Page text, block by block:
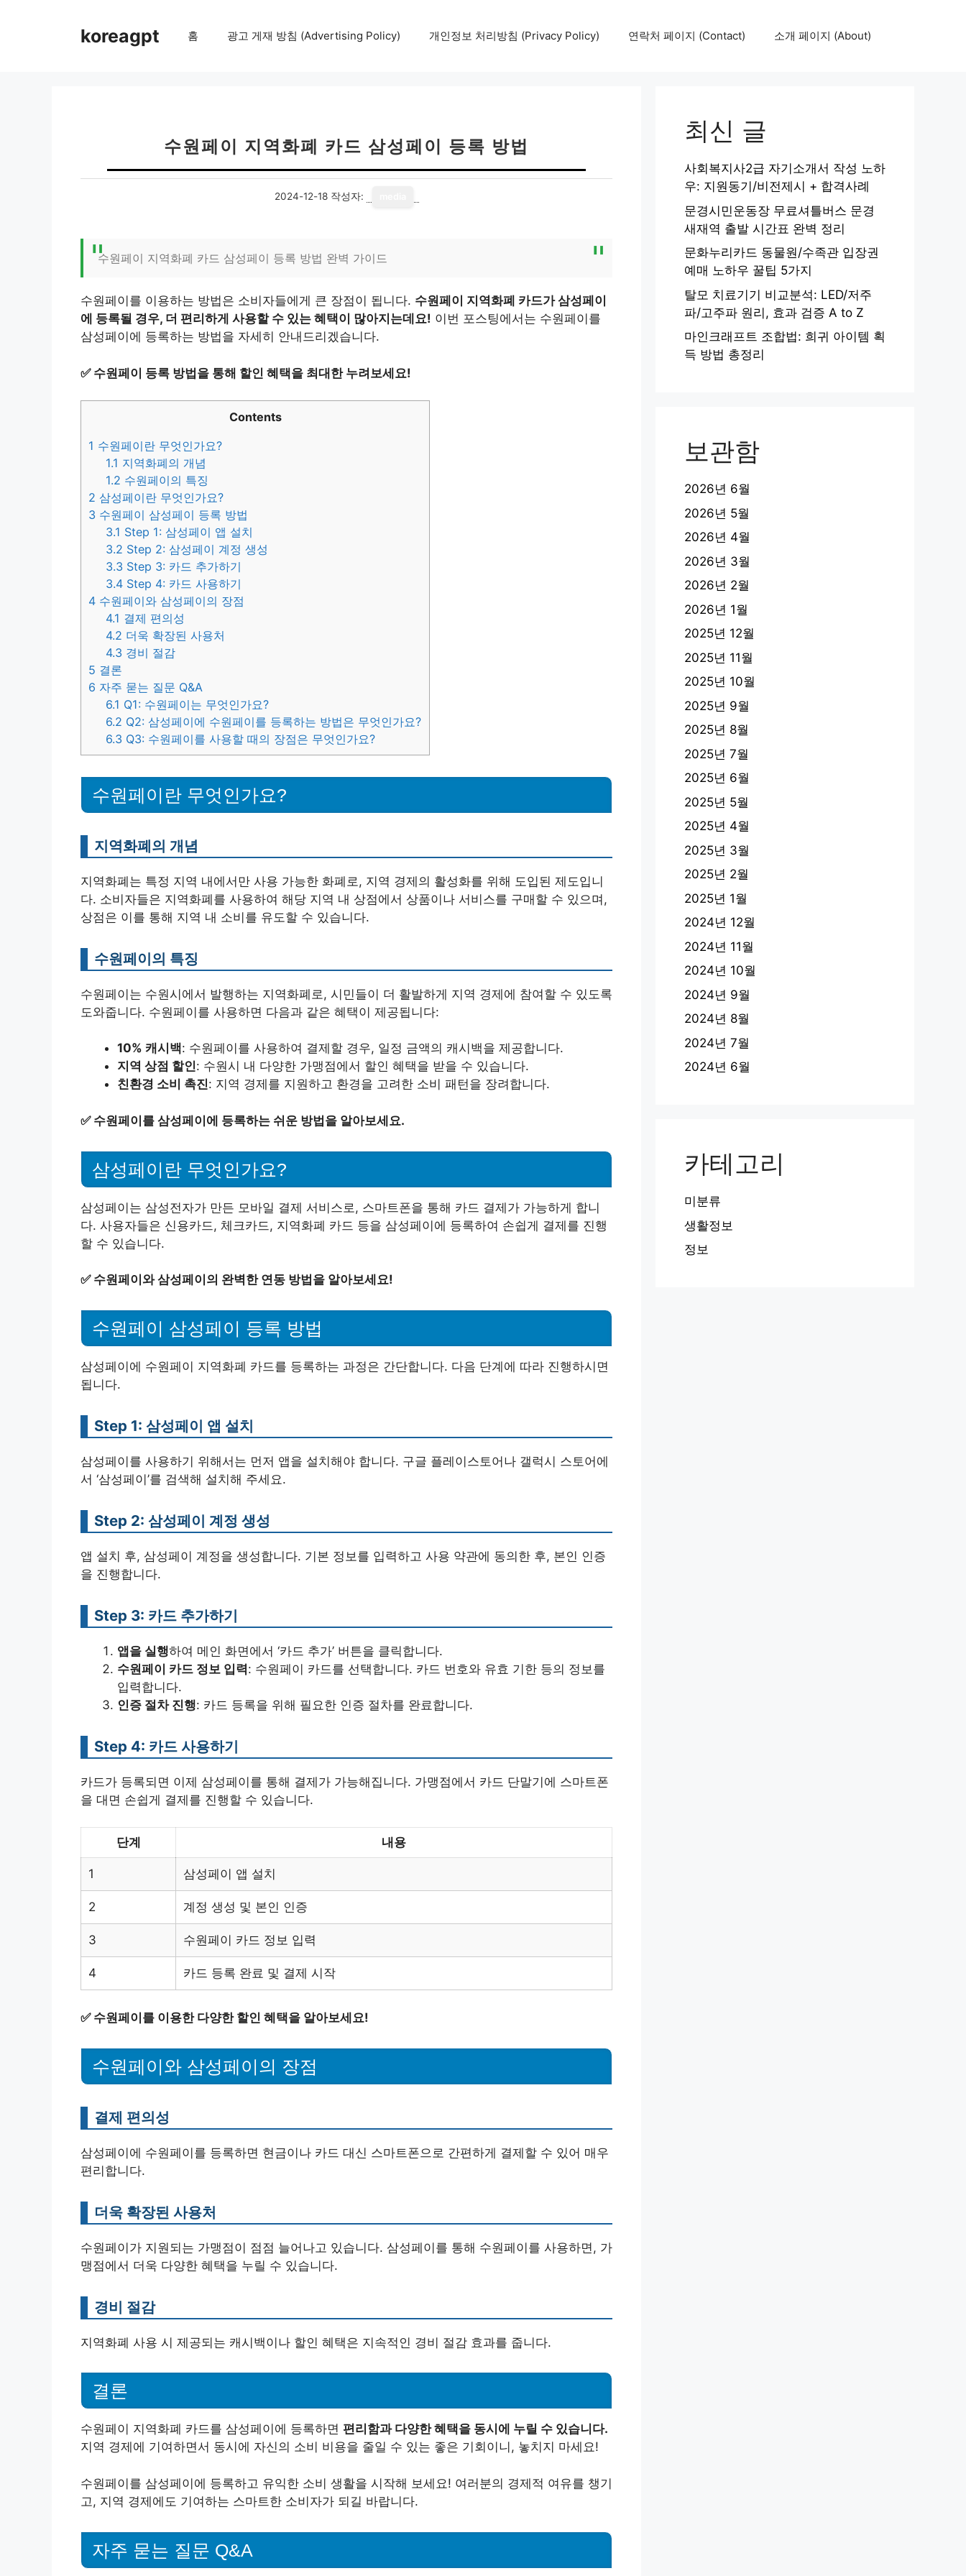
koreagpt 홈 광고 게재 방침 (Advertising Policy) 개인정보 처리방침 (Privacy Policy) 연락처 페이지 (Contact) 소개 페이지 (About)
수원페이 지역화폐 카드 삼성페이 등록 방법
2024-12-18 작성자:
수원페이 지역화폐 카드 삼성페이 등록 방법 완벽 가이드
수원페이를 이용하는 방법은 소비자들에게 큰 장점이 됩니다. 수원페이 지역화폐 카드가 삼성페이
에 등록될 경우, 더 편리하게 사용할 수 있는 혜택이 많아지는데요! 이번 포스팅에서는 수원페이를
삼성페이에 등록하는 방법을 자세히 안내드리겠습니다.
✅ 수원페이 등록 방법을 통해 할인 혜택을 최대한 누려보세요!
Contents
1 수원페이란 무엇인가요?
1.1 지역화폐의 개념
1.2 수원페이의 특징
2 삼성페이란 무엇인가요?
3 수원페이 삼성페이 등록 방법
3.1 Step 1: 삼성페이 앱 설치
3.2 Step 2: 삼성페이 계정 생성
3.3 Step 3: 카드 추가하기
3.4 Step 4: 카드 사용하기
4 수원페이와 삼성페이의 장점
4.1 결제 편의성
4.2 더욱 확장된 사용처
4.3 경비 절감
5 결론
6 자주 묻는 질문 Q&A
6.1 Q1: 수원페이는 무엇인가요?
6.2 Q2: 삼성페이에 수원페이를 등록하는 방법은 무엇인가요?
6.3 Q3: 수원페이를 사용할 때의 장점은 무엇인가요?
수원페이란 무엇인가요?
지역화폐의 개념
지역화폐는 특정 지역 내에서만 사용 가능한 화폐로, 지역 경제의 활성화를 위해 도입된 제도입니
다. 소비자들은 지역화폐를 사용하여 해당 지역 내 상점에서 상품이나 서비스를 구매할 수 있으며,
상점은 이를 통해 지역 내 소비를 유도할 수 있습니다.
수원페이의 특징
수원페이는 수원시에서 발행하는 지역화폐로, 시민들이 더 활발하게 지역 경제에 참여할 수 있도록
도와줍니다. 수원페이를 사용하면 다음과 같은 혜택이 제공됩니다:
10% 캐시백: 수원페이를 사용하여 결제할 경우, 일정 금액의 캐시백을 제공합니다.
지역 상점 할인: 수원시 내 다양한 가맹점에서 할인 혜택을 받을 수 있습니다.
친환경 소비 촉진: 지역 경제를 지원하고 환경을 고려한 소비 패턴을 장려합니다.
✅ 수원페이를 삼성페이에 등록하는 쉬운 방법을 알아보세요.
삼성페이란 무엇인가요?
삼성페이는 삼성전자가 만든 모바일 결제 서비스로, 스마트폰을 통해 카드 결제가 가능하게 합니
다. 사용자들은 신용카드, 체크카드, 지역화폐 카드 등을 삼성페이에 등록하여 손쉽게 결제를 진행
할 수 있습니다.
✅ 수원페이와 삼성페이의 완벽한 연동 방법을 알아보세요!
수원페이 삼성페이 등록 방법
삼성페이에 수원페이 지역화폐 카드를 등록하는 과정은 간단합니다. 다음 단계에 따라 진행하시면
됩니다.
Step 1: 삼성페이 앱 설치
삼성페이를 사용하기 위해서는 먼저 앱을 설치해야 합니다. 구글 플레이스토어나 갤럭시 스토어에
서 ‘삼성페이’를 검색해 설치해 주세요.
Step 2: 삼성페이 계정 생성
앱 설치 후, 삼성페이 계정을 생성합니다. 기본 정보를 입력하고 사용 약관에 동의한 후, 본인 인증
을 진행합니다.
Step 3: 카드 추가하기
앱을 실행하여 메인 화면에서 ‘카드 추가’ 버튼을 클릭합니다.
수원페이 카드 정보 입력: 수원페이 카드를 선택합니다. 카드 번호와 유효 기한 등의 정보를
입력합니다.
인증 절차 진행: 카드 등록을 위해 필요한 인증 절차를 완료합니다.
Step 4: 카드 사용하기
카드가 등록되면 이제 삼성페이를 통해 결제가 가능해집니다. 가맹점에서 카드 단말기에 스마트폰
을 대면 손쉽게 결제를 진행할 수 있습니다.
단계 내용
1 삼성페이 앱 설치
2 계정 생성 및 본인 인증
3 수원페이 카드 정보 입력
4 카드 등록 완료 및 결제 시작
✅ 수원페이를 이용한 다양한 할인 혜택을 알아보세요!
수원페이와 삼성페이의 장점
결제 편의성
삼성페이에 수원페이를 등록하면 현금이나 카드 대신 스마트폰으로 간편하게 결제할 수 있어 매우
편리합니다.
더욱 확장된 사용처
수원페이가 지원되는 가맹점이 점점 늘어나고 있습니다. 삼성페이를 통해 수원페이를 사용하면, 가
맹점에서 더욱 다양한 혜택을 누릴 수 있습니다.
경비 절감
지역화폐 사용 시 제공되는 캐시백이나 할인 혜택은 지속적인 경비 절감 효과를 줍니다.
결론
수원페이 지역화폐 카드를 삼성페이에 등록하면 편리함과 다양한 혜택을 동시에 누릴 수 있습니다.
지역 경제에 기여하면서 동시에 자신의 소비 비용을 줄일 수 있는 좋은 기회이니, 놓치지 마세요!
수원페이를 삼성페이에 등록하고 유익한 소비 생활을 시작해 보세요! 여러분의 경제적 여유를 챙기
고, 지역 경제에도 기여하는 스마트한 소비자가 되길 바랍니다.
자주 묻는 질문 Q&A
최신 글
사회복지사2급 자기소개서 작성 노하
우: 지원동기/비전제시 + 합격사례
문경시민운동장 무료셔틀버스 문경
새재역 출발 시간표 완벽 정리
문화누리카드 동물원/수족관 입장권
예매 노하우 꿀팁 5가지
탈모 치료기기 비교분석: LED/저주
파/고주파 원리, 효과 검증 A to Z
마인크래프트 조합법: 희귀 아이템 획
득 방법 총정리
보관함
2026년 6월
2026년 5월
2026년 4월
2026년 3월
2026년 2월
2026년 1월
2025년 12월
2025년 11월
2025년 10월
2025년 9월
2025년 8월
2025년 7월
2025년 6월
2025년 5월
2025년 4월
2025년 3월
2025년 2월
2025년 1월
2024년 12월
2024년 11월
2024년 10월
2024년 9월
2024년 8월
2024년 7월
2024년 6월
카테고리
미분류
생활정보
정보